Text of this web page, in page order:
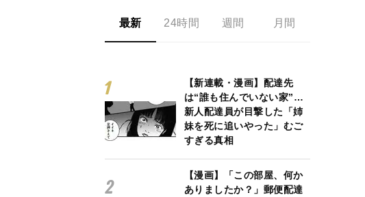
最新 24時間 週間 月間
【新連載・漫画】配達先
は“誰も住んでいない家”…
新人配達員が目撃した「姉
妹を死に追いやった」むご
すぎる真相
【漫画】「この部屋、何か
ありましたか？」郵便配達